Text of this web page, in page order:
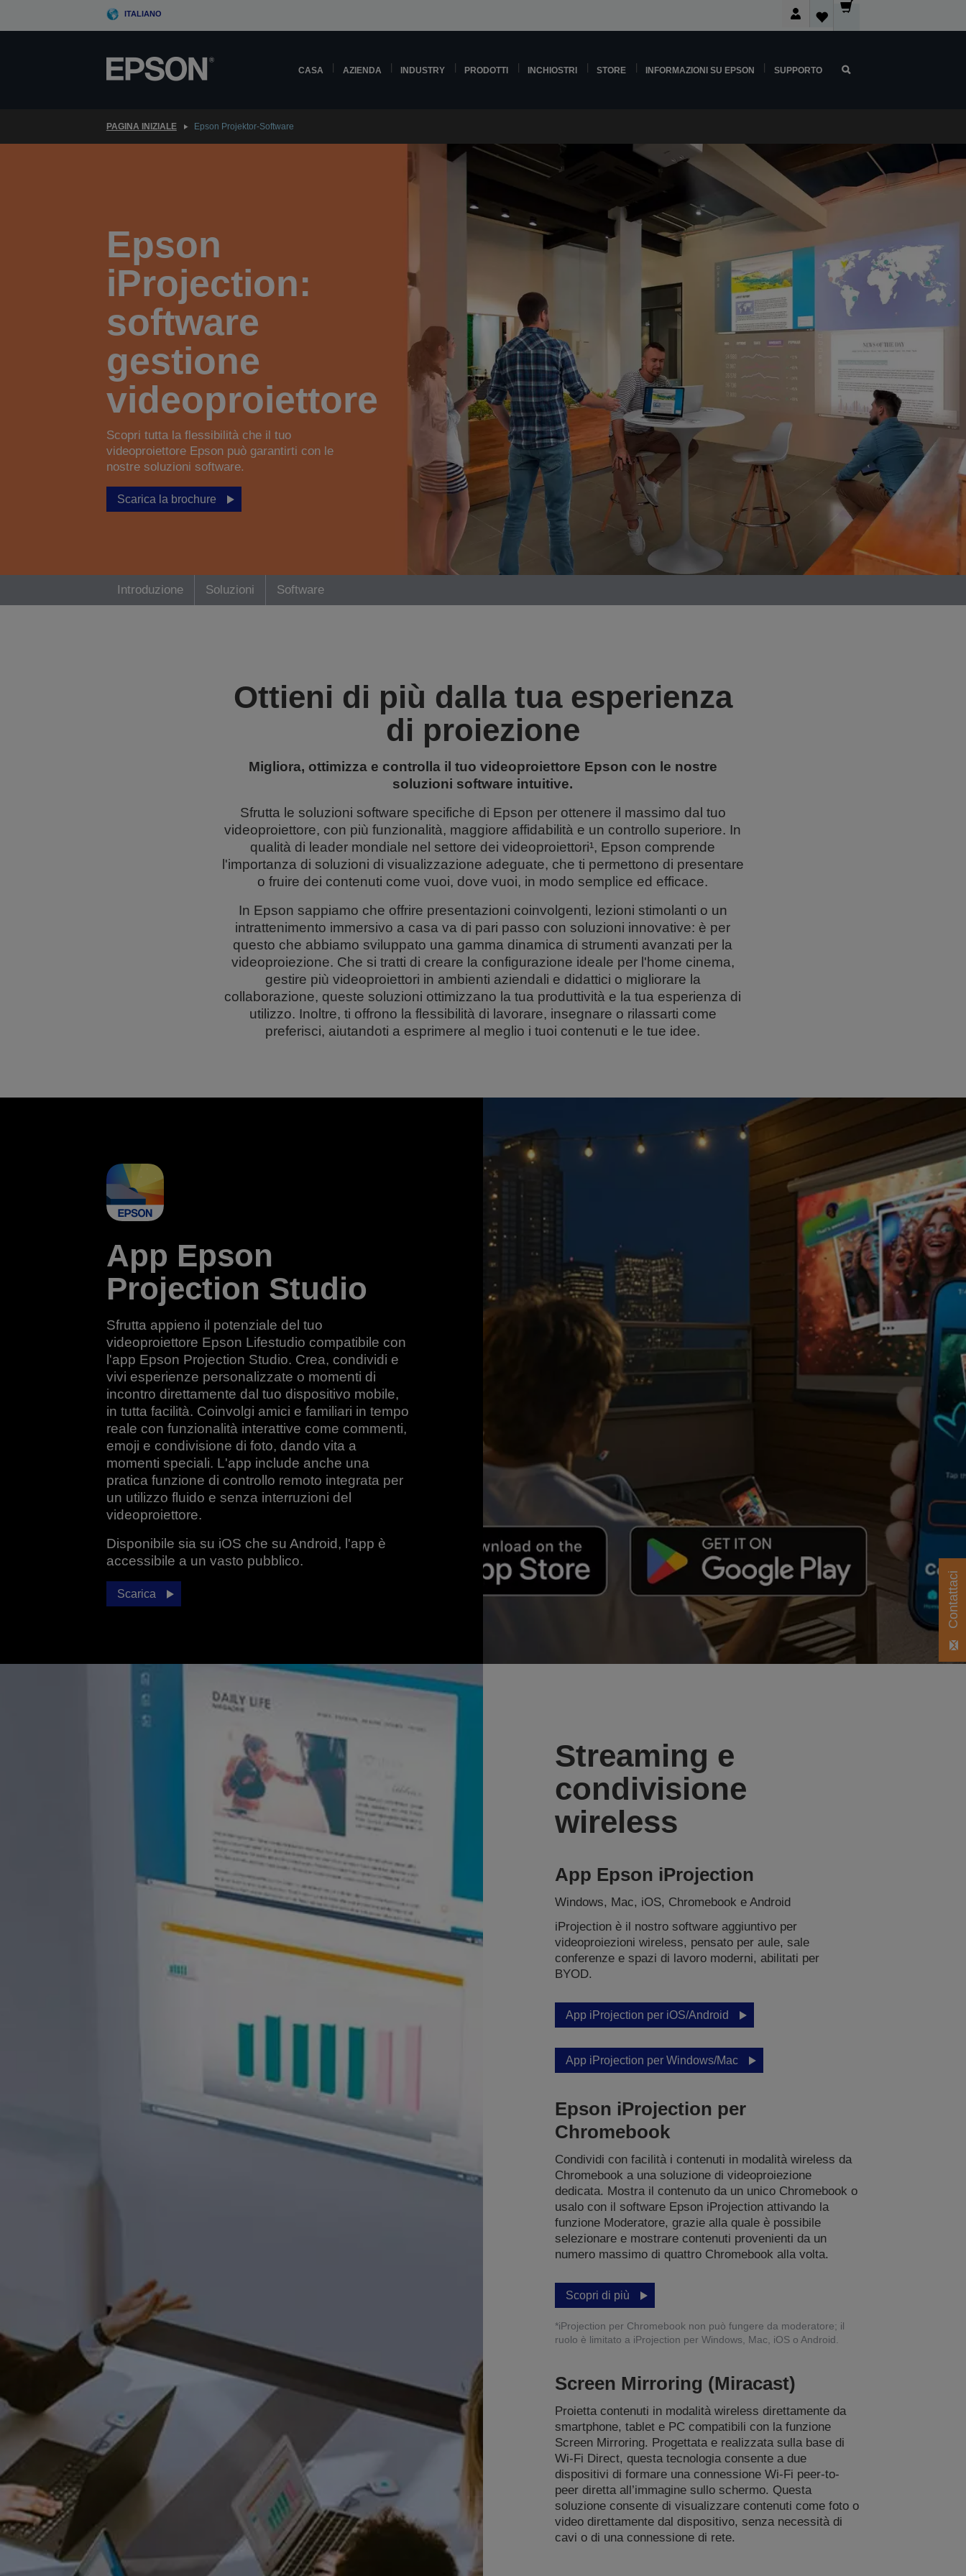
ITALIANO
CASA AZIENDA INDUSTRY PRODOTTI INCHIOSTRI STORE INFORMAZIONI SU EPSON SUPPORTO
PAGINA INIZIALE Epson Projektor-Software
Epson
iProjection:
software
gestione
videoproiettore
Scopri tutta la flessibilità che il tuo
videoproiettore Epson può garantirti con le
nostre soluzioni software.
Scarica la brochure
Introduzione Soluzioni Software
Ottieni di più dalla tua esperienza
di proiezione
Migliora, ottimizza e controlla il tuo videoproiettore Epson con le nostre
soluzioni software intuitive.
Sfrutta le soluzioni software specifiche di Epson per ottenere il massimo dal tuo
videoproiettore, con più funzionalità, maggiore affidabilità e un controllo superiore. In
qualità di leader mondiale nel settore dei videoproiettori¹, Epson comprende
l'importanza di soluzioni di visualizzazione adeguate, che ti permettono di presentare
o fruire dei contenuti come vuoi, dove vuoi, in modo semplice ed efficace.
In Epson sappiamo che offrire presentazioni coinvolgenti, lezioni stimolanti o un
intrattenimento immersivo a casa va di pari passo con soluzioni innovative: è per
questo che abbiamo sviluppato una gamma dinamica di strumenti avanzati per la
videoproiezione. Che si tratti di creare la configurazione ideale per l'home cinema,
gestire più videoproiettori in ambienti aziendali e didattici o migliorare la
collaborazione, queste soluzioni ottimizzano la tua produttività e la tua esperienza di
utilizzo. Inoltre, ti offrono la flessibilità di lavorare, insegnare o rilassarti come
preferisci, aiutandoti a esprimere al meglio i tuoi contenuti e le tue idee.
App Epson
Projection Studio
Sfrutta appieno il potenziale del tuo
videoproiettore Epson Lifestudio compatibile con
l'app Epson Projection Studio. Crea, condividi e
vivi esperienze personalizzate o momenti di
incontro direttamente dal tuo dispositivo mobile,
in tutta facilità. Coinvolgi amici e familiari in tempo
reale con funzionalità interattive come commenti,
emoji e condivisione di foto, dando vita a
momenti speciali. L'app include anche una
pratica funzione di controllo remoto integrata per
un utilizzo fluido e senza interruzioni del
videoproiettore.
Disponibile sia su iOS che su Android, l'app è
accessibile a un vasto pubblico.
Scarica
Streaming e
condivisione
wireless
App Epson iProjection
Windows, Mac, iOS, Chromebook e Android
iProjection è il nostro software aggiuntivo per
videoproiezioni wireless, pensato per aule, sale
conferenze e spazi di lavoro moderni, abilitati per
BYOD.
App iProjection per iOS/Android
App iProjection per Windows/Mac
Epson iProjection per
Chromebook
Condividi con facilità i contenuti in modalità wireless da
Chromebook a una soluzione di videoproiezione
dedicata. Mostra il contenuto da un unico Chromebook o
usalo con il software Epson iProjection attivando la
funzione Moderatore, grazie alla quale è possibile
selezionare e mostrare contenuti provenienti da un
numero massimo di quattro Chromebook alla volta.
Scopri di più
*iProjection per Chromebook non può fungere da moderatore; il
ruolo è limitato a iProjection per Windows, Mac, iOS o Android.
Screen Mirroring (Miracast)
Proietta contenuti in modalità wireless direttamente da
smartphone, tablet e PC compatibili con la funzione
Screen Mirroring. Progettata e realizzata sulla base di
Wi-Fi Direct, questa tecnologia consente a due
dispositivi di formare una connessione Wi-Fi peer-to-
peer diretta all’immagine sullo schermo. Questa
soluzione consente di visualizzare contenuti come foto o
video direttamente dal dispositivo, senza necessità di
cavi o di una connessione di rete.
Contattaci